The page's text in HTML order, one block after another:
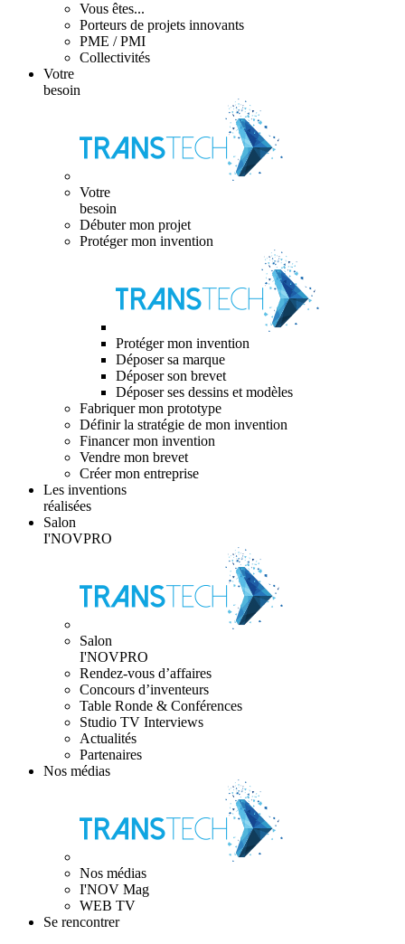
Vous êtes...
Porteurs de projets innovants
PME / PMI
Collectivités
Votre
besoin
Votre
besoin
Débuter mon projet
Protéger mon invention
Protéger mon invention
Déposer sa marque
Déposer son brevet
Déposer ses dessins et modèles
Fabriquer mon prototype
Définir la stratégie de mon invention
Financer mon invention
Vendre mon brevet
Créer mon entreprise
Les inventions
réalisées
Salon
I'NOVPRO
Salon
I'NOVPRO
Rendez-vous d’affaires
Concours d’inventeurs
Table Ronde & Conférences
Studio TV Interviews
Actualités
Partenaires
Nos médias
Nos médias
I'NOV Mag
WEB TV
Se rencontrer